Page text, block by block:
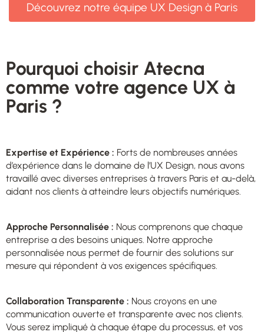
Découvrez notre équipe UX Design à Paris
Pourquoi choisir Atecna
comme votre agence UX à
Paris ?
Expertise et Expérience : Forts de nombreuses années
d’expérience dans le domaine de l’UX Design, nous avons
travaillé avec diverses entreprises à travers Paris et au-delà,
aidant nos clients à atteindre leurs objectifs numériques.
Approche Personnalisée : Nous comprenons que chaque
entreprise a des besoins uniques. Notre approche
personnalisée nous permet de fournir des solutions sur
mesure qui répondent à vos exigences spécifiques.
Collaboration Transparente : Nous croyons en une
communication ouverte et transparente avec nos clients.
Vous serez impliqué à chaque étape du processus, et vos